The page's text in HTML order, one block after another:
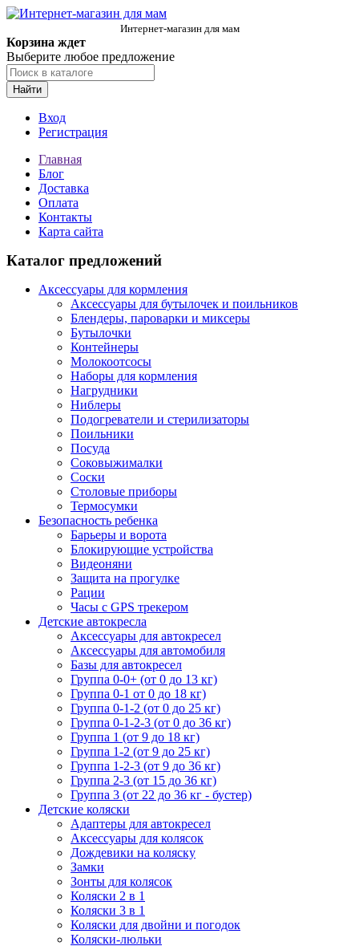
Интернет-магазин для мам
Корзина ждет
Выберите любое предложение
Найти
Вход
Регистрация
Главная
Блог
Доставка
Оплата
Контакты
Карта сайта
Каталог предложений
Аксессуары для кормления
Аксессуары для бутылочек и поильников
Блендеры, пароварки и миксеры
Бутылочки
Контейнеры
Молокоотсосы
Наборы для кормления
Нагрудники
Ниблеры
Подогреватели и стерилизаторы
Поильники
Посуда
Соковыжималки
Соски
Столовые приборы
Термосумки
Безопасность ребенка
Барьеры и ворота
Блокирующие устройства
Видеоняни
Защита на прогулке
Рации
Часы с GPS трекером
Детские автокресла
Аксессуары для автокресел
Аксессуары для автомобиля
Базы для автокресел
Группа 0-0+ (от 0 до 13 кг)
Группа 0-1 от 0 до 18 кг)
Группа 0-1-2 (от 0 до 25 кг)
Группа 0-1-2-3 (от 0 до 36 кг)
Группа 1 (от 9 до 18 кг)
Группа 1-2 (от 9 до 25 кг)
Группа 1-2-3 (от 9 до 36 кг)
Группа 2-3 (от 15 до 36 кг)
Группа 3 (от 22 до 36 кг - бустер)
Детские коляски
Адаптеры для автокресел
Аксессуары для колясок
Дождевики на коляску
Замки
Зонты для колясок
Коляски 2 в 1
Коляски 3 в 1
Коляски для двойни и погодок
Коляски-люльки